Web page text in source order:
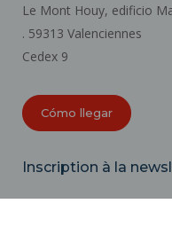
Le Mont Houy, edificio
. 59313 Valenciennes
Cedex 9
Cómo llegar
Inscription à la